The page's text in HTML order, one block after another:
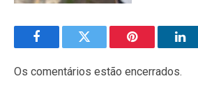
FacebookTwitter Pinterest
Os comentários estão encerrados.